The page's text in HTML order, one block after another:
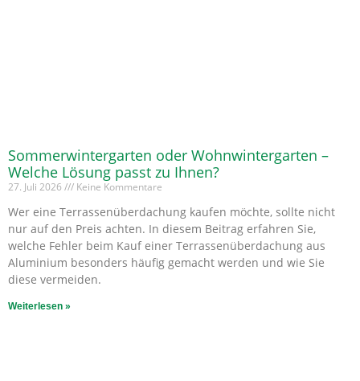
Sommerwintergarten oder Wohnwintergarten –
Welche Lösung passt zu Ihnen?
27. Juli 2026 Keine Kommentare
Wer eine Terrassenüberdachung kaufen möchte, sollte nicht
nur auf den Preis achten. In diesem Beitrag erfahren Sie,
welche Fehler beim Kauf einer Terrassenüberdachung aus
Aluminium besonders häufig gemacht werden und wie Sie
diese vermeiden.
Weiterlesen »